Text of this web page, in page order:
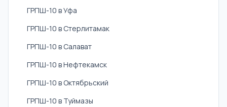
ГРПШ-10 в Уфа
ГРПШ-10 в Стерлитамак
ГРПШ-10 в Салават
ГРПШ-10 в Нефтекамск
ГРПШ-10 в Октябрьский
ГРПШ-10 в Туймазы